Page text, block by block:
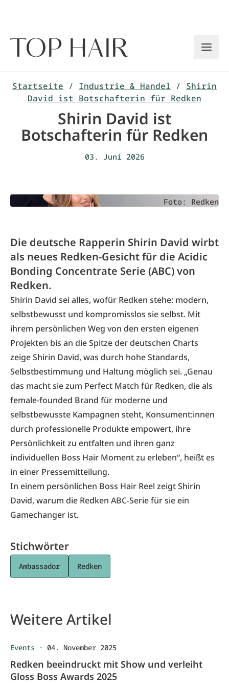
Startseite / Industrie & Handel / Shirin
David ist Botschafterin für Redken
Shirin David ist
Botschafterin für Redken
03. Juni 2026
Foto: Redken
Die deutsche Rapperin Shirin David wirbt
als neues Redken-Gesicht für die Acidic
Bonding Concentrate Serie (ABC) von
Redken.
Shirin David sei alles, wofür Redken stehe: modern,
selbstbewusst und kompromisslos sie selbst. Mit
ihrem persönlichen Weg von den ersten eigenen
Projekten bis an die Spitze der deutschen Charts
zeige Shirin David, was durch hohe Standards,
Selbstbestimmung und Haltung möglich sei. „Genau
das macht sie zum Perfect Match für Redken, die als
female-founded Brand für moderne und
selbstbewusste Kampagnen steht, Konsument:innen
durch professionelle Produkte empowert, ihre
Persönlichkeit zu entfalten und ihren ganz
individuellen Boss Hair Moment zu erleben“, heißt es
in einer Pressemitteilung.
In einem persönlichen Boss Hair Reel zeigt Shirin
David, warum die Redken ABC-Serie für sie ein
Gamechanger ist.
Stichwörter
Ambassador Redken
Weitere Artikel
Events · 04. November 2025
Redken beeindruckt mit Show und verleiht
Gloss Boss Awards 2025